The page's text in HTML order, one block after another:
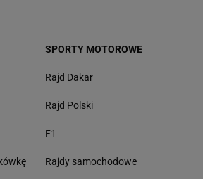
SPORTY MOTOROWE
Rajd Dakar
Rajd Polski
F1
Rajdy samochodowe